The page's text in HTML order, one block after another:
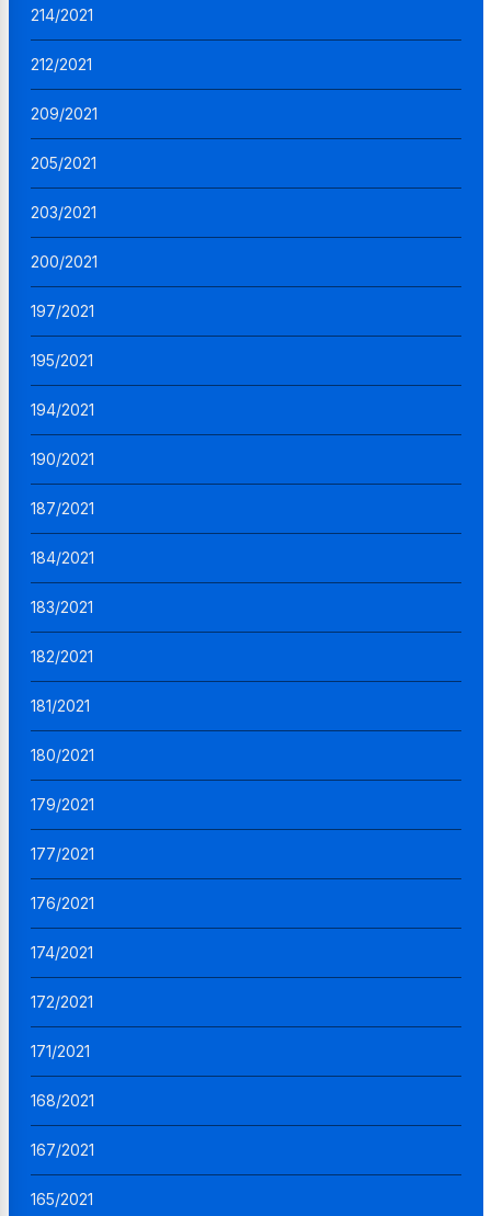
214/2021
212/2021
209/2021
205/2021
203/2021
200/2021
197/2021
195/2021
194/2021
190/2021
187/2021
184/2021
183/2021
182/2021
181/2021
180/2021
179/2021
177/2021
176/2021
174/2021
172/2021
171/2021
168/2021
167/2021
165/2021